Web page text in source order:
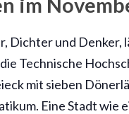
Dichter und Denker,
Technische
mit sieben
Eine Stadt wie